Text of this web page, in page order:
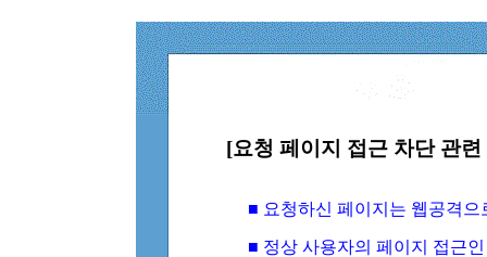
[요청 페이지 접근 차단 관
■ 요청하신 페이지는 웹공격
■ 정상 사용자의 페이지 접근